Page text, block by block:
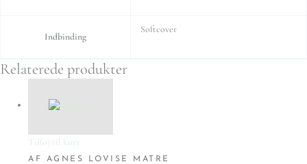
Indbinding
Softcover
Relaterede produkter
Tilføj til kurv
AF AGNES LOVISE MATRE